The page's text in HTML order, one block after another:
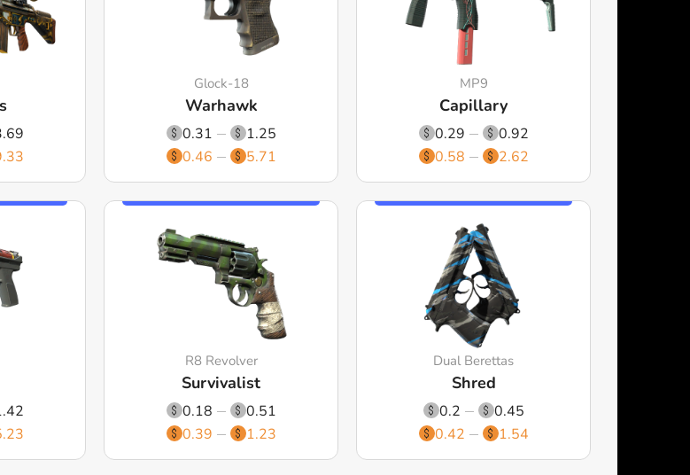
Glock-18
Warhawk
0.31
1.25
0.46
5.71
MP9
Capillary
0.29
0.92
0.58
2.62
R8 Revolver
Survivalist
0.18
0.51
0.39
1.23
Dual Berettas
Shred
0.2
0.45
0.42
1.54